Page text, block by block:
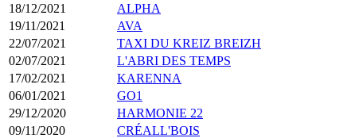
18/12/2021
ALPHA
19/11/2021
AVA
22/07/2021
TAXI DU KREIZ BREIZH
02/07/2021
L'ABRI DES TEMPS
17/02/2021
KARENNA
06/01/2021
GO1
29/12/2020
HARMONIE 22
09/11/2020
CRÉALL'BOIS